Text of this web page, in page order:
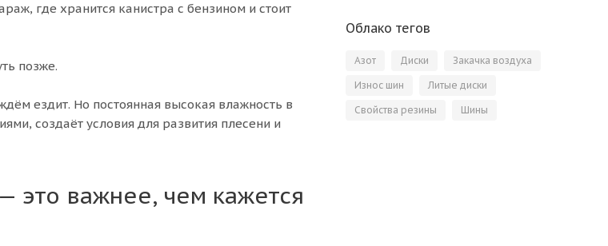
где хранится канистра с бензином и стоит
позже.
ездит. Но постоянная высокая влажность в
создаёт условия для развития плесени и
это важнее, чем кажется
Облако тегов
Азот Диски Закачка воздуха
Износ шин Литые диски
Свойства резины Шины